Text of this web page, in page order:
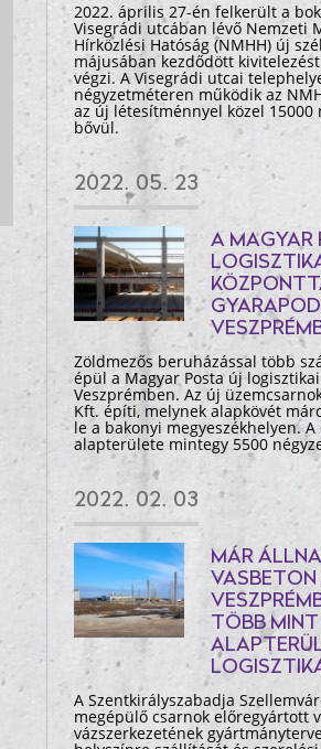
2022. április 27-én felkerült a
Visegrádi utcában lévő Nemzeti
Hírközlési Hatóság (NMHH) új
májusában kezdődött
végzi. A Visegrádi utcai
négyzetméteren működik az
az új létesítménnyel közel 15000
bővül.
2022. 05. 23
A MAGYAR
Zöldmezős beruházással több
épül a Magyar Posta új
Veszprémben. Az új
Kft. építi, melynek alapkövét
le a bakonyi megyeszékhelyen.
alapterülete mintegy 5500
2022. 02. 03
MÁR
VASBETON
TÖBB MINT
A Szentkirályszabadja
megépülő csarnok előregyártott
vázszerkezetének